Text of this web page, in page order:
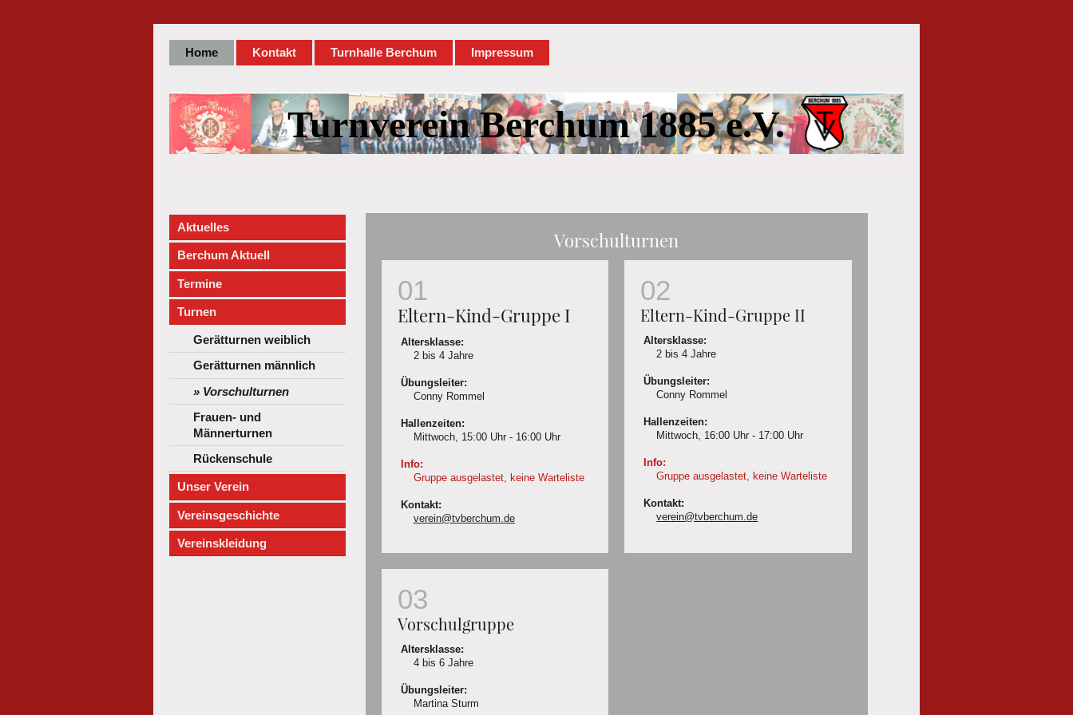
Home Kontakt Turnhalle Berchum Impressum
Turnverein Berchum 1885 e.V.
Aktuelles
Berchum Aktuell
Termine
Turnen
Gerätturnen weiblich
Gerätturnen männlich
Vorschulturnen
Frauen- und
Männerturnen
Rückenschule
Unser Verein
Vereinsgeschichte
Vereinskleidung
Vorschulturnen
Eltern-Kind-Gruppe I
Altersklasse:
2 bis 4 Jahre
Übungsleiter:
Conny Rommel
Hallenzeiten:
Mittwoch, 15:00 Uhr - 16:00 Uhr
Info:
Gruppe ausgelastet, keine Warteliste
Kontakt:
verein@tvberchum.de
Eltern-Kind-Gruppe II
Altersklasse:
2 bis 4 Jahre
Übungsleiter:
Conny Rommel
Hallenzeiten:
Mittwoch, 16:00 Uhr - 17:00 Uhr
Info:
Gruppe ausgelastet, keine Warteliste
Kontakt:
verein@tvberchum.de
Vorschulgruppe
Altersklasse:
4 bis 6 Jahre
Übungsleiter:
Martina Sturm